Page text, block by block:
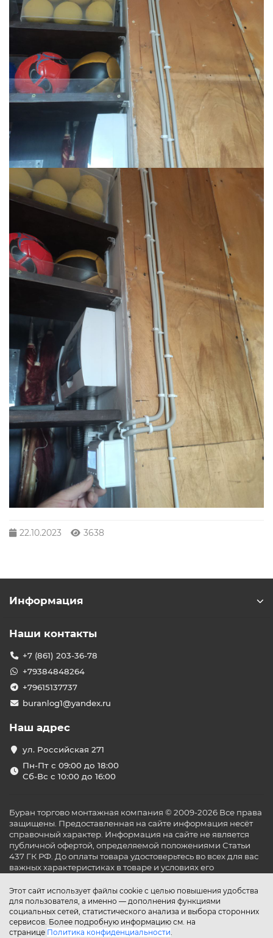
22.10.2023 3638
Этот сайт использует файлы cookie с целью повышения удобства
для пользователя, а именно — дополнения функциями
социальных сетей, статистического анализа и выбора сторонних
сервисов. Более подробную информацию см. на
странице Политика конфиденциальности.
Информация
Наши контакты
+7 (861) 203-36-78
+79384848264
+79615137737
buranlog1@yandex.ru
Наш адрес
ул. Российская 271
Пн-Пт с 09:00 до 18:00
Сб-Вс с 10:00 до 16:00
Буран торгово монтажная компания © 2009-2026 Все права
защищены. Предоставленная на сайте информация несёт
справочный характер. Информация на сайте не является
публичной офертой, определяемой положениями Статьи
437 ГК РФ. До оплаты товара удостоверьтесь во всех для вас
важных характеристиках в товаре и условиях его